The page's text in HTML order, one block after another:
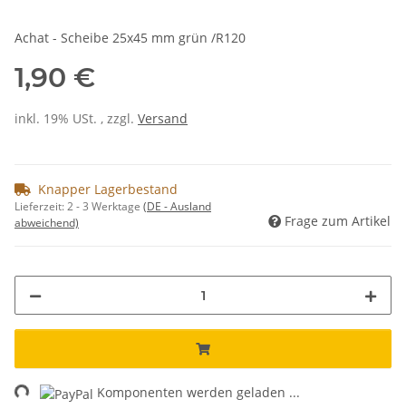
Achat - Scheibe 25x45 mm grün /R120
1,90 €
inkl. 19% USt. , zzgl. Versand
Knapper Lagerbestand
Lieferzeit:2 - 3 Werktage (DE - Ausland
abweichend)
Frage zum Artikel
Komponenten werden geladen ...